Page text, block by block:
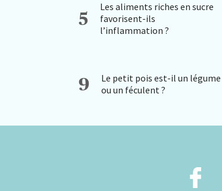
5
Les aliments riches en sucre
favorisent-ils
l’inflammation ?
9
Le petit pois est-il un légume
ou un féculent ?